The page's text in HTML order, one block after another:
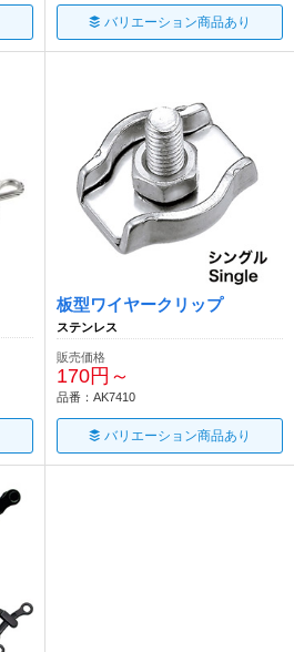
バリエーション商品あり
板型ワイヤークリップ
ステンレス
販売価格
170円～
品番：AK7410
バリエーション商品あり